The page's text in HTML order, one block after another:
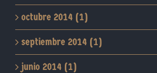
octubre 2014 (1)
septiembre 2014 (1)
junio 2014 (1)